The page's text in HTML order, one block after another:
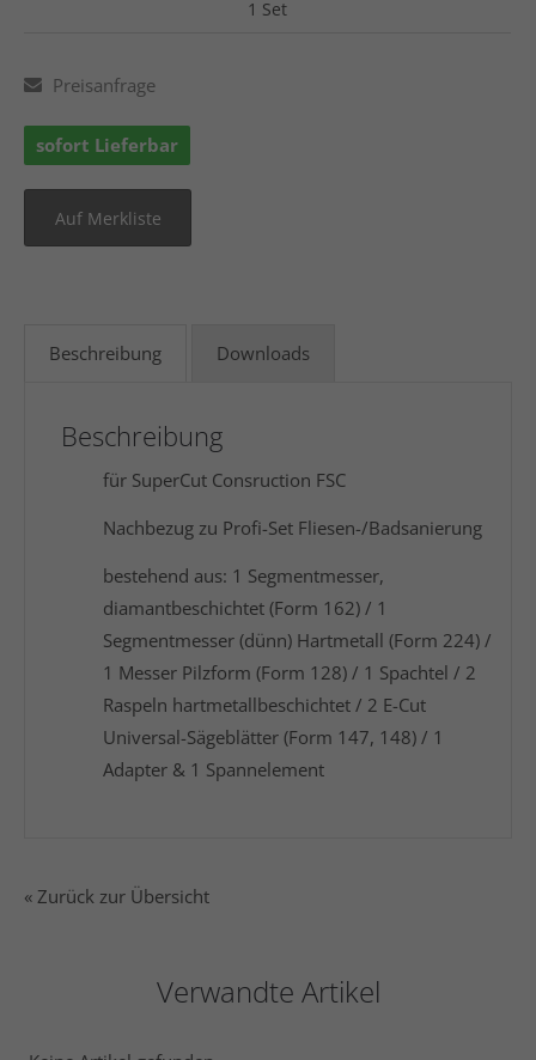
1 Set
Preisanfrage
sofort Lieferbar
Beschreibung Downloads
Beschreibung
für SuperCut Consruction FSC
Nachbezug zu Profi-Set Fliesen-/Badsanierung
bestehend aus: 1 Segmentmesser,
diamantbeschichtet (Form 162) / 1
Segmentmesser (dünn) Hartmetall (Form 224) /
1 Messer Pilzform (Form 128) / 1 Spachtel / 2
Raspeln hartmetallbeschichtet / 2 E-Cut
Universal-Sägeblätter (Form 147, 148) / 1
Adapter & 1 Spannelement
« Zurück zur Übersicht
Verwandte Artikel